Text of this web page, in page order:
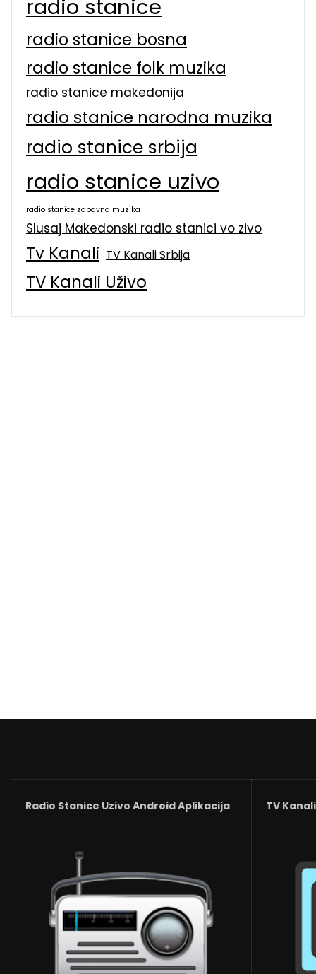
radio stanice
radio stanice bosna
radio stanice folk muzika
radio stanice makedonija
radio stanice narodna muzika
radio stanice srbija
radio stanice uzivo
radio stanice zabavna muzika
Slusaj Makedonski radio stanici vo zivo
Tv Kanali TV Kanali Srbija
TV Kanali Uživo
Radio Stanice Uzivo Android Aplikacija TV